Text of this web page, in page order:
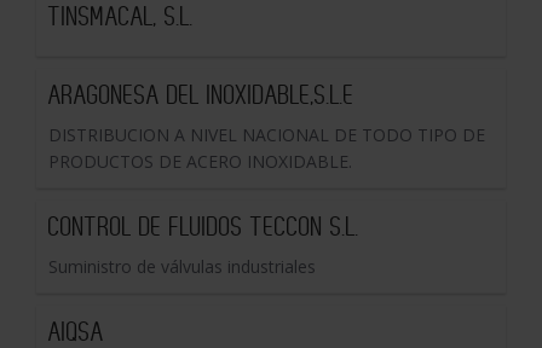
TINSMACAL, S.L.
ARAGONESA DEL INOXIDABLE,S.L.E
DISTRIBUCION A NIVEL NACIONAL DE TODO TIPO DE
PRODUCTOS DE ACERO INOXIDABLE.
CONTROL DE FLUIDOS TECCON S.L.
Suministro de válvulas industriales
AIQSA